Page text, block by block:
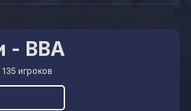
- ВВА
135 игроков